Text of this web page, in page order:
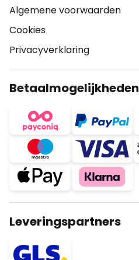
Algemene voorwaarden
Cookies
Privacyverklaring
Betaalmogelijkheden
Leveringspartners